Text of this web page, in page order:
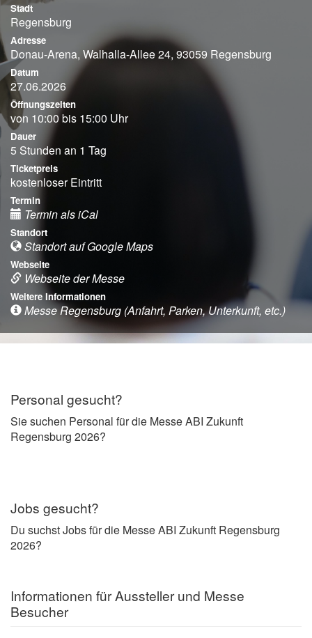
Stadt
Regensburg
Adresse
Donau-Arena, Walhalla-Allee 24, 93059 Regensburg
Datum
27.06.2026
Öffnungszeiten
von 10:00 bis 15:00 Uhr
Dauer
5 Stunden an 1 Tag
Ticketpreis
kostenloser Eintritt
Termin
Termin als iCal
Standort
Standort auf Google Maps
Webseite
Webseite der Messe
Weitere Informationen
Messe Regensburg (Anfahrt, Parken, Unterkunft, etc.)
Personal gesucht?
Sie suchen Personal für die Messe ABI Zukunft
Regensburg 2026?
Jobs gesucht?
Du suchst Jobs für die Messe ABI Zukunft Regensburg
2026?
Informationen für Aussteller und Messe
Besucher